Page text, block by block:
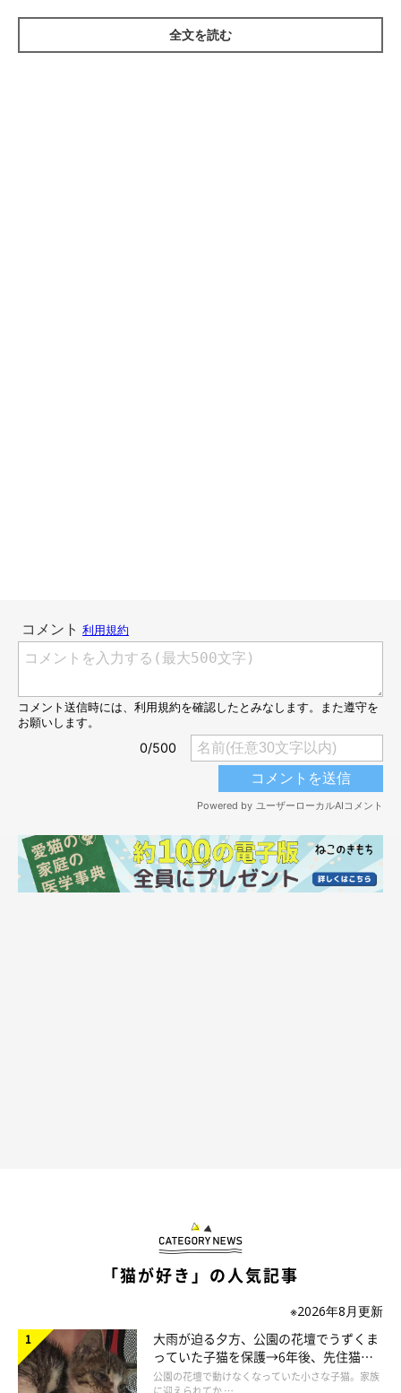
猫が2本足で立つ理由（2）前足を自由に使う
それゆえ、ものをつかむ・引き寄せるなどの細かい行動が可能な
のですが、それらは上半身を浮かせたほうが繰り出しやすいこと
も。おもちゃを捕まえたり、ドアを開けたりするシーンなどで、
猫が立つ様子が多く見られるのはそのためです。
なお、外で暮らす猫の場合は、勢いをつけて前足で獲物にアタッ
クをするために、後ろ足だけで体を支えることもあります。
全文を読む
「猫が好き」の人気記事
※2026年8月更新
大雨が迫る夕方、公園の花壇でうずくま
っていた子猫を保護→6年後、先住猫
と“姉妹”のような関係に
公園の花壇で動けなくなっていた小さな子猫。家族